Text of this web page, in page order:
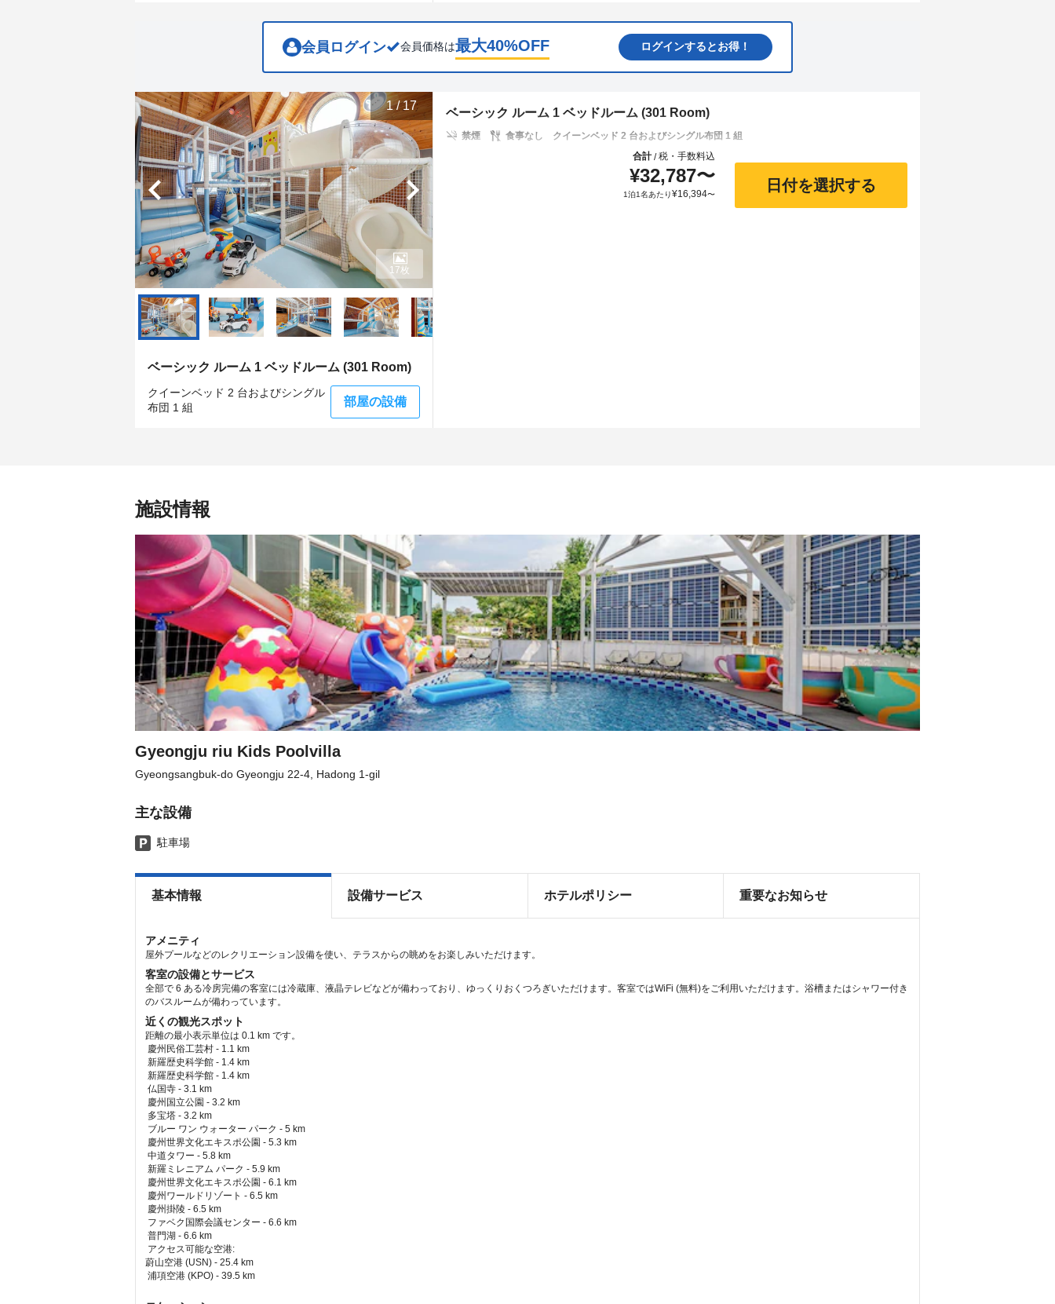
会員ログイン 会員価格は最大40%OFF ログインするとお得！
1/17
ベーシック ルーム 1 ベッドルーム (301 Room)
クイーンベッド 2 台およびシングル
布団 1 組
部屋の設備
17枚
ベーシック ルーム 1 ベッドルーム (301 Room)
禁煙 食事なし
クイーンベッド 2 台およびシングル布団 1 組
合計/税・手数料込
¥32,787〜
1泊1名あたり¥16,394〜
日付を選択する
施設情報
Gyeongju riu Kids Poolvilla
Gyeongsangbuk-do Gyeongju 22-4, Hadong 1-gil
主な設備
駐車場
基本情報 設備サービス ホテルポリシー 重要なお知らせ
アメニティ
屋外プールなどのレクリエーション設備を使い、テラスからの眺めをお楽しみいただけます。
客室の設備とサービス
全部で 6 ある冷房完備の客室には冷蔵庫、液晶テレビなどが備わっており、ゆっくりおくつろぎいただけます。客室ではWiFi (無料)をご利用いただけます。浴槽またはシャワー付き
のバスルームが備わっています。
近くの観光スポット
距離の最小表示単位は 0.1 km です。
慶州民俗工芸村 - 1.1 km
新羅歴史科学館 - 1.4 km
新羅歴史科学館 - 1.4 km
仏国寺 - 3.1 km
慶州国立公園 - 3.2 km
多宝塔 - 3.2 km
ブルー ワン ウォーター パーク - 5 km
慶州世界文化エキスポ公園 - 5.3 km
中道タワー - 5.8 km
新羅ミレニアム パーク - 5.9 km
慶州世界文化エキスポ公園 - 6.1 km
慶州ワールドリゾート - 6.5 km
慶州掛陵 - 6.5 km
ファベク国際会議センター - 6.6 km
普門湖 - 6.6 km
アクセス可能な空港:
蔚山空港 (USN) - 25.4 km
浦項空港 (KPO) - 39.5 km